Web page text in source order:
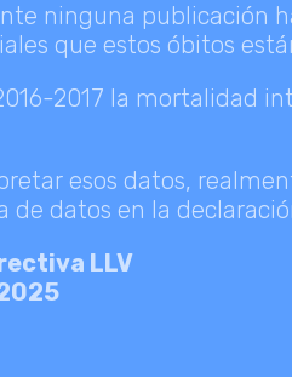
ninguna publicación
que estos óbitos
2017 la mortalidad
esos datos,
de datos en la
LLV